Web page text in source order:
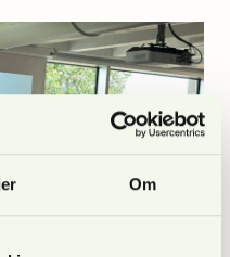
Om